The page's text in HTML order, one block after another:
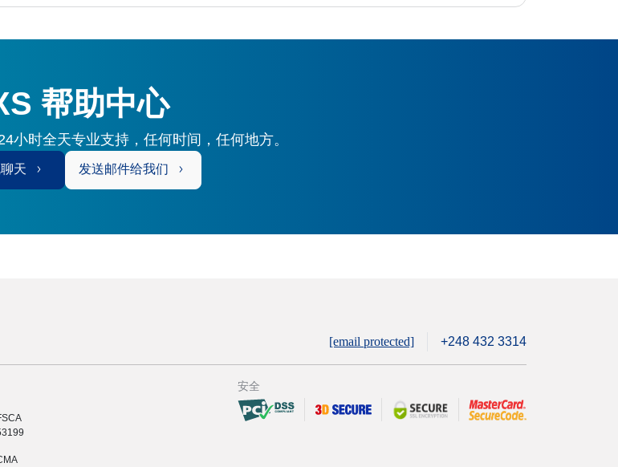
帮助中心
小时全天专业支持，任何时间，任何地方。
天 发送邮件给我们
[email protected] +248 432 3314
安全